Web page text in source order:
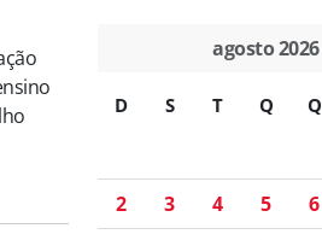
agosto 2026
D S T Q Q
2
3 4 5 6